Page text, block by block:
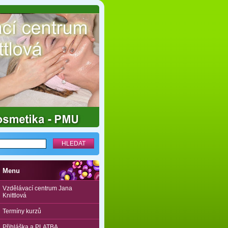
Menu
Vzdělávací centrum Jana
Knittlová
Termíny kurzů